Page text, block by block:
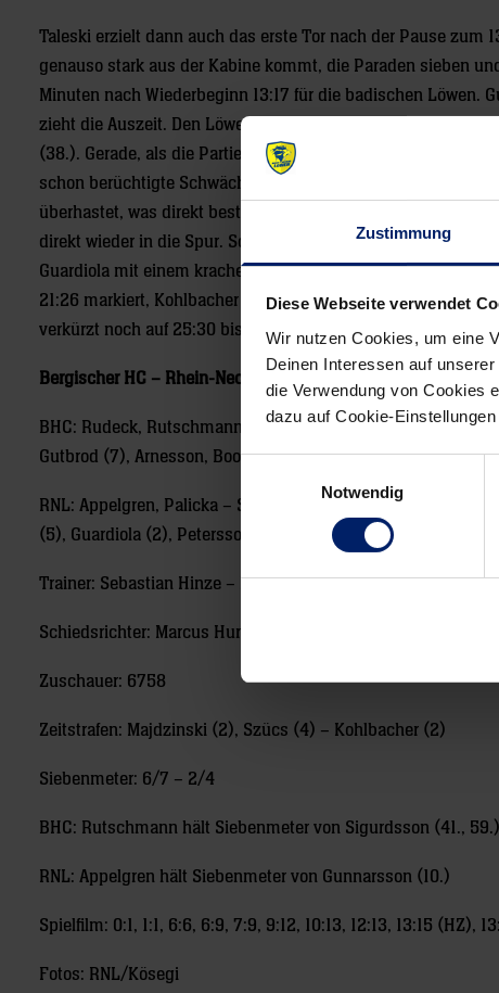
Zustimmung
Diese Webseite verwendet
Wir nutzen Cookies, um eine
Deinen Interessen auf
die Verwendung von Cookies
dazu auf Cookie-
Einwilligungsauswahl
Notwendig
Taleski erzielt dann auch das erste Tor nach der Pause zum
genauso stark aus der Kabine kommt, die Paraden sieben
Minuten nach Wiederbeginn 13:17 für die badischen Löwen.
zieht die Auszeit. Den Löwen-Turbo-Neustart kann das nicht
(38.). Gerade, als die Partie komplett zugunsten der
schon berüchtigte Schwächephase. Nach Taleskis fünftem
überhastet, was direkt bestraft wird. Jacobsen mit seiner
direkt wieder in die Spur. Schmid mit dem 20:24 stoppt die
Guardiola mit einem krachenden Block setzen die Zeichen
21:26 markiert, Kohlbacher in der 55. Minute das 21:28
verkürzt noch auf 25:30 bis zum Schlusspfiff. Der Sieg der
Bergischer HC – Rhein-Neckar Löwen 25:30 (13:15)
BHC: Rudeck, Rutschmann – Bettin, Darj, Petrovsky,
Gutbrod (7), Arnesson, Boomhouwer (6/4), Criciotoiu
RNL: Appelgren, Palicka – Schmid (2), Lipovina, Sigurdsson
(5), Guardiola (2), Petersson (5), Nielsen, Kohlbacher (4)
Trainer: Sebastian Hinze – Nikolaj Jacobsen
Schiedsrichter: Marcus Hurst / Mirko Krag
Zuschauer: 6758
Zeitstrafen: Majdzinski (2), Szücs (4) – Kohlbacher (2)
Siebenmeter: 6/7 – 2/4
BHC: Rutschmann hält Siebenmeter von Sigurdsson (41., 59.)
RNL: Appelgren hält Siebenmeter von Gunnarsson (10.)
Spielfilm: 0:1, 1:1, 6:6, 6:9, 7:9, 9:12, 10:13, 12:13, 13:15 (HZ),
Fotos: RNL/Kösegi